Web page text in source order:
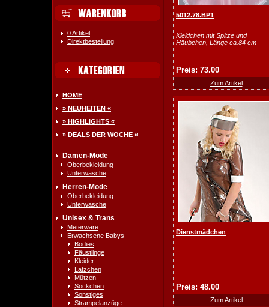
0 Artikel
Direktbestellung
HOME
» NEUHEITEN «
» HIGHLIGHTS «
» DEALS DER WOCHE «
Damen-Mode
Oberbekleidung
Unterwäsche
Herren-Mode
Oberbekleidung
Unterwäsche
Unisex & Trans
Meterware
Erwachsene Babys
Bodies
Fäustlinge
Kleider
Lätzchen
Mützen
Söckchen
Sonstiges
Strampelanzüge
5012.78.BP1
Kleidchen mit Spitze und
Häubchen, Länge ca.84 cm
Preis: 73.00
Zum Artikel
Dienstmädchen
Preis: 48.00
Zum Artikel